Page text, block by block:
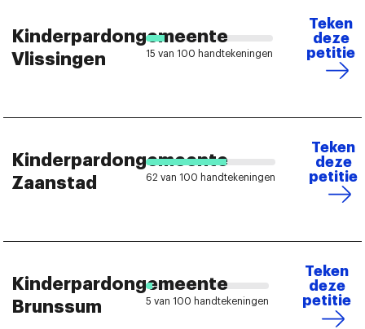
Kinderpardongemeente
Vlissingen
15 van 100 handtekeningen
Teken
deze
petitie
Kinderpardongemeente
Zaanstad
62 van 100 handtekeningen
Teken
deze
petitie
Kinderpardongemeente
Brunssum
5 van 100 handtekeningen
Teken
deze
petitie